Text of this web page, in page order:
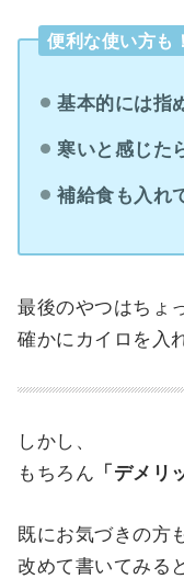
便利な使い方も
基本的には指
寒いと感じた
補給食も入れ
最後のやつはちょ
確かにカイロを入
しかし、
もちろん 「デメリ
既にお気づきの方
改めて書いてみる